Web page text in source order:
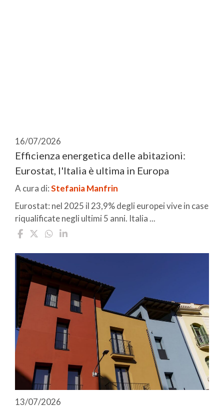
16/07/2026
Efficienza energetica delle abitazioni:
Eurostat, l'Italia è ultima in Europa
A cura di:Stefania Manfrin
Eurostat: nel 2025 il 23,9% degli europei vive in case
riqualificate negli ultimi 5 anni. Italia ...
13/07/2026